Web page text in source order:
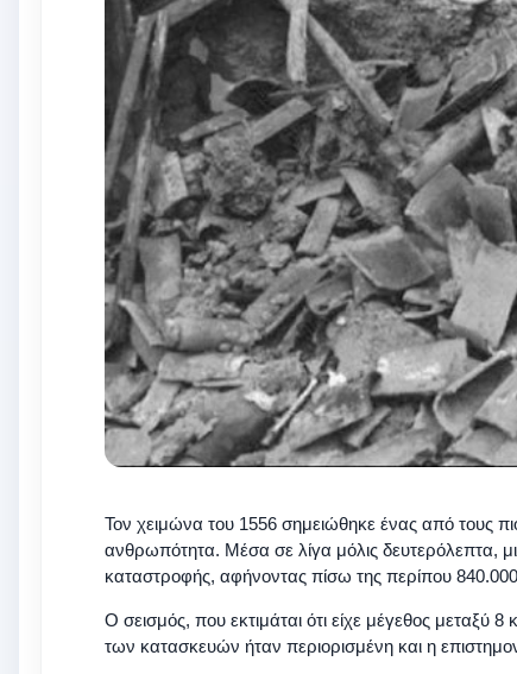
Τον χειμώνα του 1556 σημειώθηκε ένας από τους
ανθρωπότητα. Μέσα σε λίγα μόλις δευτερόλεπτα,
καταστροφής, αφήνοντας πίσω της περίπου
Ο σεισμός, που εκτιμάται ότι είχε μέγεθος
των κατασκευών ήταν περιορισμένη και η